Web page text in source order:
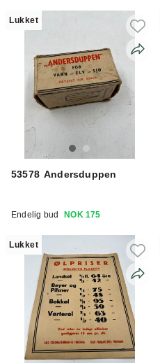
Lukket
53578 Andersduppen
Endelig bud NOK 175
Lukket